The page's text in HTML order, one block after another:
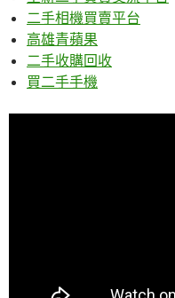
二手相機買賣平台
高雄青蘋果
二手收購回收
買二手手機